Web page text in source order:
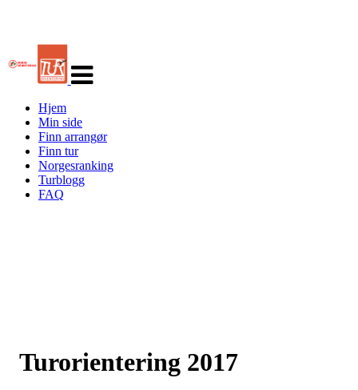
navigasjon
Hjem
Min side
Finn arrangør
Finn tur
Norgesranking
Turblogg
FAQ
Turorientering 2017